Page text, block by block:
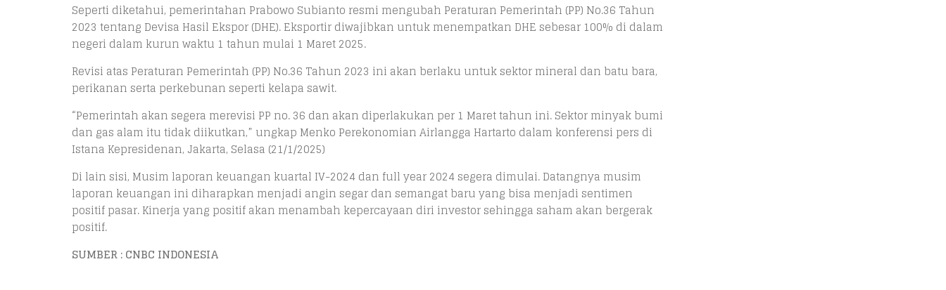
Seperti diketahui, pemerintahan Prabowo Subianto resmi mengubah Peraturan Pemerintah (PP) No.36 Tahun
2023 tentang Devisa Hasil Ekspor (DHE). Eksportir diwajibkan untuk menempatkan DHE sebesar 100% di dalam
negeri dalam kurun waktu 1 tahun mulai 1 Maret 2025.
Revisi atas Peraturan Pemerintah (PP) No.36 Tahun 2023 ini akan berlaku untuk sektor mineral dan batu bara,
perikanan serta perkebunan seperti kelapa sawit.
“Pemerintah akan segera merevisi PP no. 36 dan akan diperlakukan per 1 Maret tahun ini. Sektor minyak bumi
dan gas alam itu tidak diikutkan,” ungkap Menko Perekonomian Airlangga Hartarto dalam konferensi pers di
Istana Kepresidenan, Jakarta, Selasa (21/1/2025)
Di lain sisi, Musim laporan keuangan kuartal IV-2024 dan full year 2024 segera dimulai. Datangnya musim
laporan keuangan ini diharapkan menjadi angin segar dan semangat baru yang bisa menjadi sentimen
positif pasar. Kinerja yang positif akan menambah kepercayaan diri investor sehingga saham akan bergerak
positif.
SUMBER : CNBC INDONESIA